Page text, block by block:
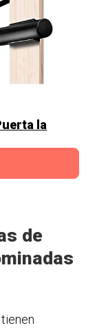
la
de